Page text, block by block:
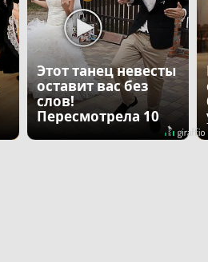
Этот танец невесты
оставит вас без
слов!
Пересмотрела 10